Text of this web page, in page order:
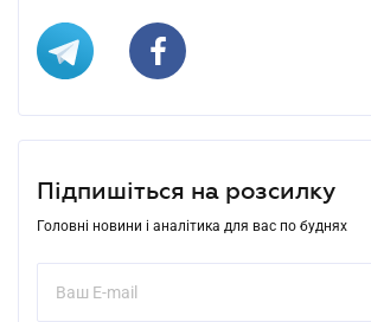
Підпишіться на розсилку
Головні новини і аналітика для вас по буднях